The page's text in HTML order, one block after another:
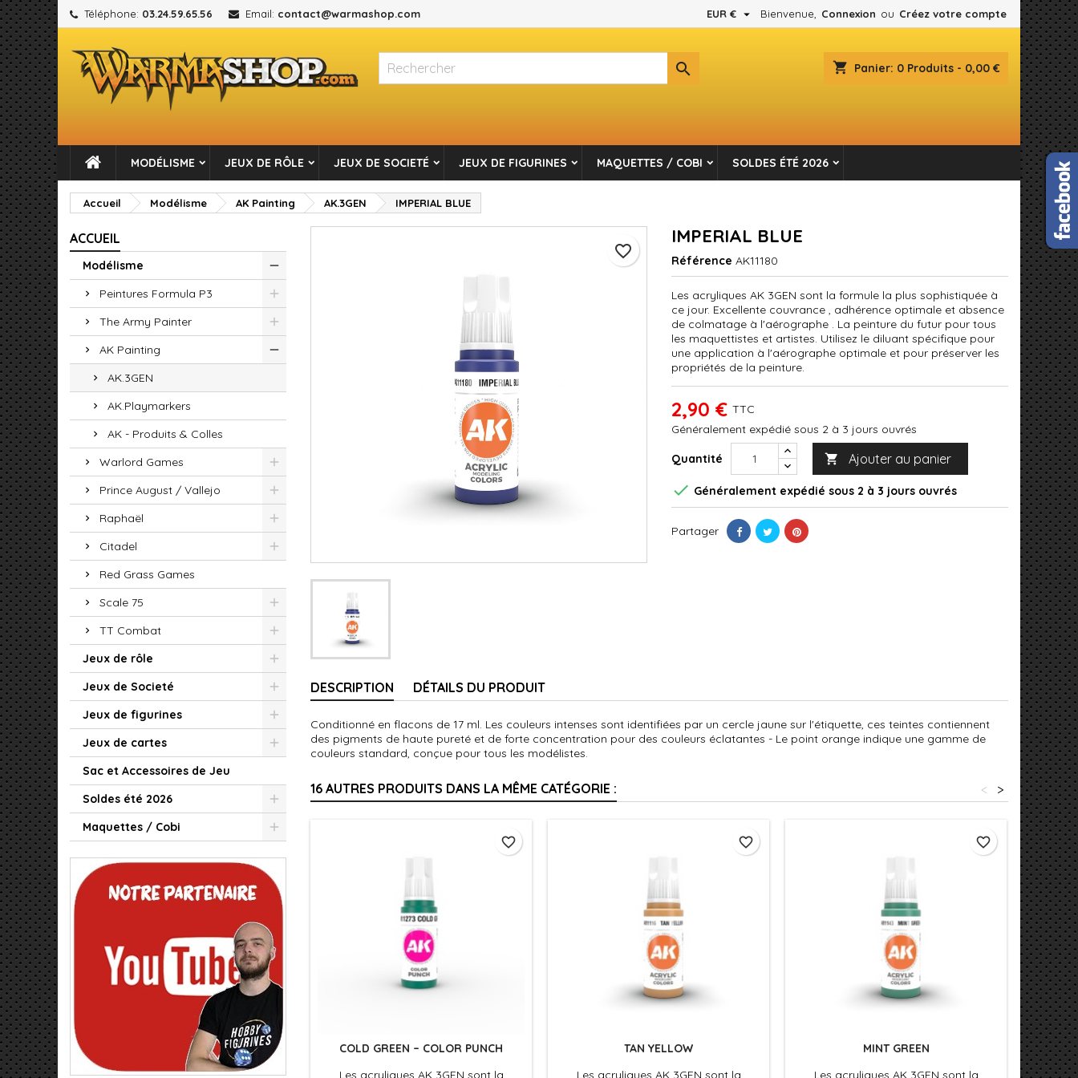
Téléphone: 03.24.59.65.56 Email: contact@warmashop.com Bienvenue, Connexion ou Créez votre compte
EUR € 
shopping_cart Panier: 0 Produits - 0,00 €

MODÉLISME JEUX DE RÔLE JEUX DE SOCIETÉ JEUX DE FIGURINES MAQUETTES / COBI SOLDES ÉTÉ 2026
Accueil Modélisme AK Painting AK.3GEN IMPERIAL BLUE
ACCUEIL
Modélisme
Peintures Formula P3
The Army Painter
AK Painting
AK.3GEN
AK.Playmarkers
AK - Produits & Colles
Warlord Games
Prince August / Vallejo
Raphaël
Citadel
Red Grass Games
Scale 75
TT Combat
Jeux de rôle
Jeux de Societé
Jeux de figurines
Jeux de cartes
Sac et Accessoires de Jeu
Soldes été 2026
Maquettes / Cobi
IMPERIAL BLUE
Référence AK11180
Les acryliques AK 3GEN sont la formule la plus sophistiquée à
ce jour. Excellente couvrance , adhérence optimale et absence
de colmatage à l'aérographe . La peinture du futur pour tous
les maquettistes et artistes. Utilisez le diluant spécifique pour
une application à l'aérographe optimale et pour préserver les
propriétés de la peinture.
2,90 € TTC
Généralement expédié sous 2 à 3 jours ouvrés
Quantité  Ajouter au panier
favorite_border
 Généralement expédié sous 2 à 3 jours ouvrés
Partager
DESCRIPTION DÉTAILS DU PRODUIT
Conditionné en flacons de 17 ml. Les couleurs intenses sont identifiées par un cercle jaune sur l'étiquette, ces teintes contiennent
des pigments de haute pureté et de forte concentration pour des couleurs éclatantes - Le point orange indique une gamme de
couleurs standard, conçue pour tous les modélistes.
16 AUTRES PRODUITS DANS LA MÊME CATÉGORIE : >
<
COLD GREEN – COLOR PUNCH
Les acryliques AK 3GEN sont la
favorite_border
TAN YELLOW
Les acryliques AK 3GEN sont la
favorite_border
MINT GREEN
Les acryliques AK 3GEN sont la
favorite_border
Les
Mes listes d'envies
add_circle_outline Créer une nouvelle liste
Créer une liste d'envies
Connexion
Vous devez être connecté pour ajouter des produits à votre liste d'envies.